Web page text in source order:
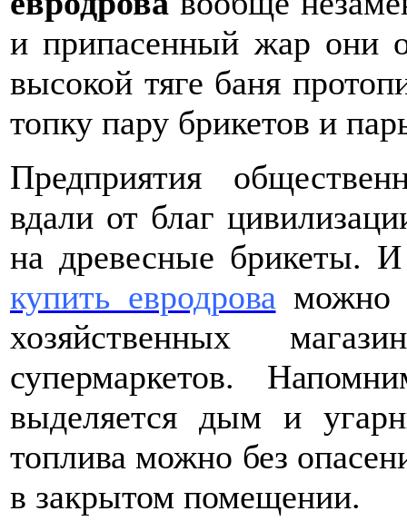
и припасенный жар они
высокой тяге баня
топку пару брикетов и
Предприятия
вдали от благ
на древесные брикеты.
купить евродрова можно
хозяйственных
супермаркетов.
выделяется дым и
топлива можно без
в закрытом помещении.